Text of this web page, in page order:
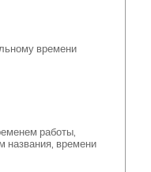
времени
работы,
названия, времени